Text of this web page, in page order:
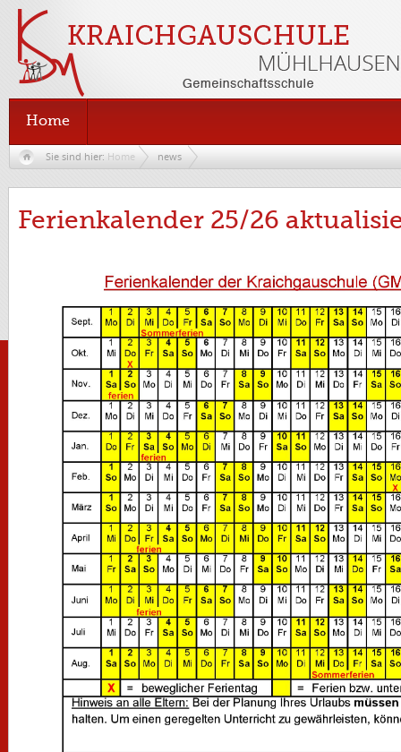
Home
Sie sind hier: Home news
Ferienkalender 25/26